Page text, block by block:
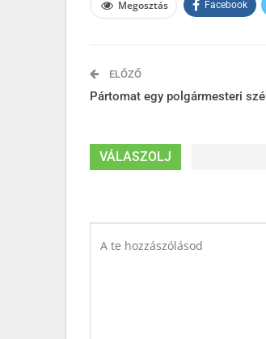
Megosztás Facebook
ELŐZŐ
Pártomat egy polgármesteri
VÁLASZOLJ